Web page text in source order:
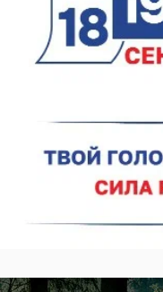
«ТИМ-ЛИДЕРЫ 2025/26»
06.08.2026 17:24